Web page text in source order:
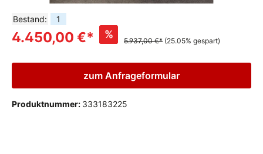
Bestand: 1
4.450,00 €* %
5.937,00 €* (25.05% gespart)
zum Anfrageformular
Produktnummer: 333183225